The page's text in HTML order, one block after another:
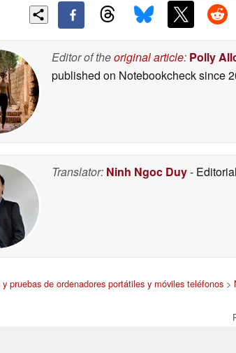
Editor of theoriginal article: Polly
published on Notebookchecksince
Translator: Ninh Ngoc Duy-
pruebas de ordenadores portátiles y móviles teléfonos>